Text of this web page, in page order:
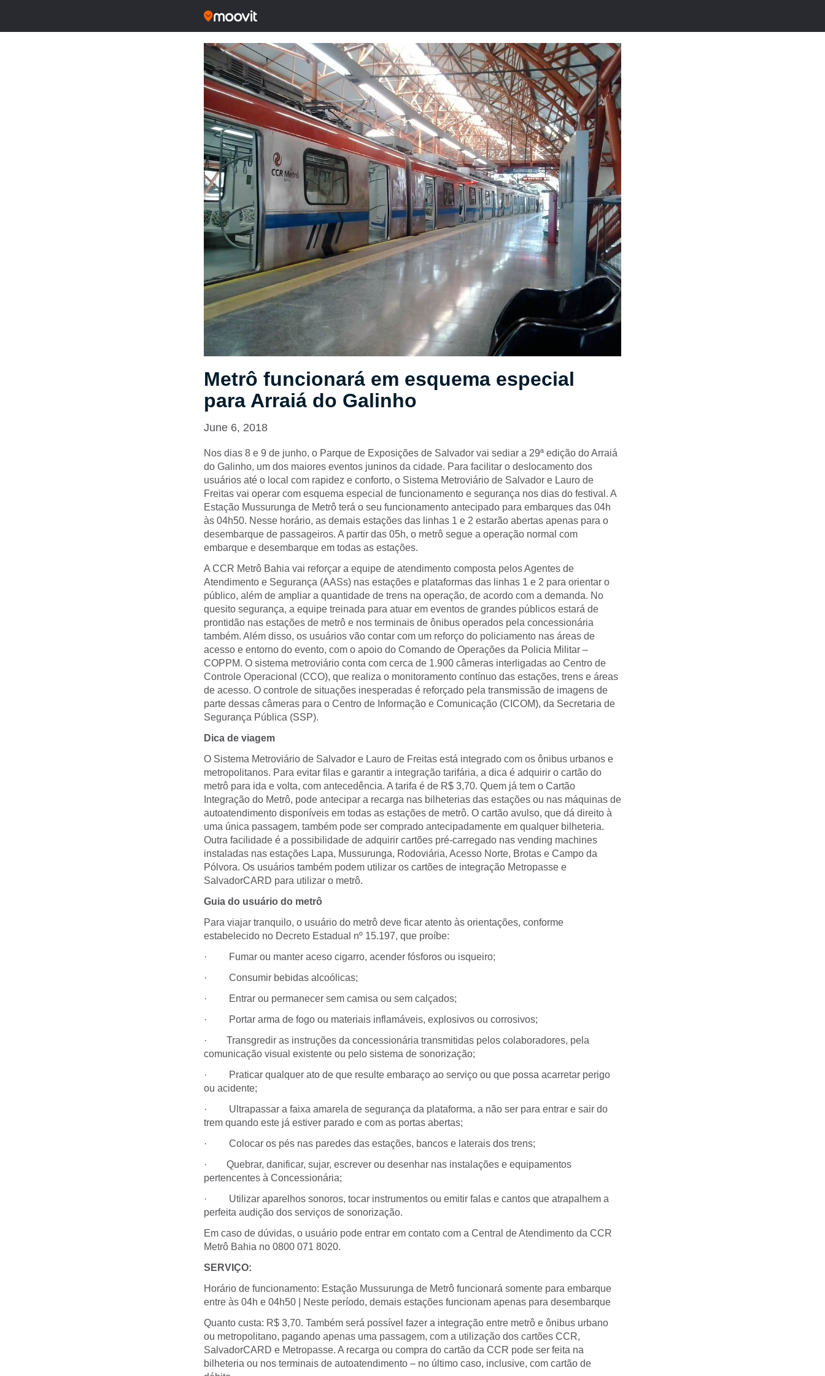
Metrô funcionará em esquema especial
para Arraiá do Galinho
June 6, 2018
Nos dias 8 e 9 de junho, o Parque de Exposições de Salvador vai sediar a 29ª edição do Arraiá
do Galinho, um dos maiores eventos juninos da cidade. Para facilitar o deslocamento dos
usuários até o local com rapidez e conforto, o Sistema Metroviário de Salvador e Lauro de
Freitas vai operar com esquema especial de funcionamento e segurança nos dias do festival. A
Estação Mussurunga de Metrô terá o seu funcionamento antecipado para embarques das 04h
às 04h50. Nesse horário, as demais estações das linhas 1 e 2 estarão abertas apenas para o
desembarque de passageiros. A partir das 05h, o metrô segue a operação normal com
embarque e desembarque em todas as estações.
A CCR Metrô Bahia vai reforçar a equipe de atendimento composta pelos Agentes de
Atendimento e Segurança (AASs) nas estações e plataformas das linhas 1 e 2 para orientar o
público, além de ampliar a quantidade de trens na operação, de acordo com a demanda. No
quesito segurança, a equipe treinada para atuar em eventos de grandes públicos estará de
prontidão nas estações de metrô e nos terminais de ônibus operados pela concessionária
também. Além disso, os usuários vão contar com um reforço do policiamento nas áreas de
acesso e entorno do evento, com o apoio do Comando de Operações da Policia Militar –
COPPM. O sistema metroviário conta com cerca de 1.900 câmeras interligadas ao Centro de
Controle Operacional (CCO), que realiza o monitoramento contínuo das estações, trens e áreas
de acesso. O controle de situações inesperadas é reforçado pela transmissão de imagens de
parte dessas câmeras para o Centro de Informação e Comunicação (CICOM), da Secretaria de
Segurança Pública (SSP).
Dica de viagem
O Sistema Metroviário de Salvador e Lauro de Freitas está integrado com os ônibus urbanos e
metropolitanos. Para evitar filas e garantir a integração tarifária, a dica é adquirir o cartão do
metrô para ida e volta, com antecedência. A tarifa é de R$ 3,70. Quem já tem o Cartão
Integração do Metrô, pode antecipar a recarga nas bilheterias das estações ou nas máquinas de
autoatendimento disponíveis em todas as estações de metrô. O cartão avulso, que dá direito à
uma única passagem, também pode ser comprado antecipadamente em qualquer bilheteria.
Outra facilidade é a possibilidade de adquirir cartões pré-carregado nas vending machines
instaladas nas estações Lapa, Mussurunga, Rodoviária, Acesso Norte, Brotas e Campo da
Pólvora. Os usuários também podem utilizar os cartões de integração Metropasse e
SalvadorCARD para utilizar o metrô.
Guia do usuário do metrô
Para viajar tranquilo, o usuário do metrô deve ficar atento às orientações, conforme
estabelecido no Decreto Estadual nº 15.197, que proíbe:
· Fumar ou manter aceso cigarro, acender fósforos ou isqueiro;
· Consumir bebidas alcoólicas;
· Entrar ou permanecer sem camisa ou sem calçados;
· Portar arma de fogo ou materiais inflamáveis, explosivos ou corrosivos;
· Transgredir as instruções da concessionária transmitidas pelos colaboradores, pela
comunicação visual existente ou pelo sistema de sonorização;
· Praticar qualquer ato de que resulte embaraço ao serviço ou que possa acarretar perigo
ou acidente;
· Ultrapassar a faixa amarela de segurança da plataforma, a não ser para entrar e sair do
trem quando este já estiver parado e com as portas abertas;
· Colocar os pés nas paredes das estações, bancos e laterais dos trens;
· Quebrar, danificar, sujar, escrever ou desenhar nas instalações e equipamentos
pertencentes à Concessionária;
· Utilizar aparelhos sonoros, tocar instrumentos ou emitir falas e cantos que atrapalhem a
perfeita audição dos serviços de sonorização.
Em caso de dúvidas, o usuário pode entrar em contato com a Central de Atendimento da CCR
Metrô Bahia no 0800 071 8020.
SERVIÇO:
Horário de funcionamento: Estação Mussurunga de Metrô funcionará somente para embarque
entre às 04h e 04h50 | Neste período, demais estações funcionam apenas para desembarque
Quanto custa: R$ 3,70. Também será possível fazer a integração entre metrô e ônibus urbano
ou metropolitano, pagando apenas uma passagem, com a utilização dos cartões CCR,
SalvadorCARD e Metropasse. A recarga ou compra do cartão da CCR pode ser feita na
bilheteria ou nos terminais de autoatendimento – no último caso, inclusive, com cartão de